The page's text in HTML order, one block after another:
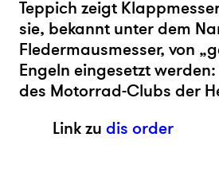
Teppich zeigt
sie, bekannt unter dem
Fledermausmesser, von
Engeln eingesetzt
des Motorrad-Clubs der
Link zu dis order